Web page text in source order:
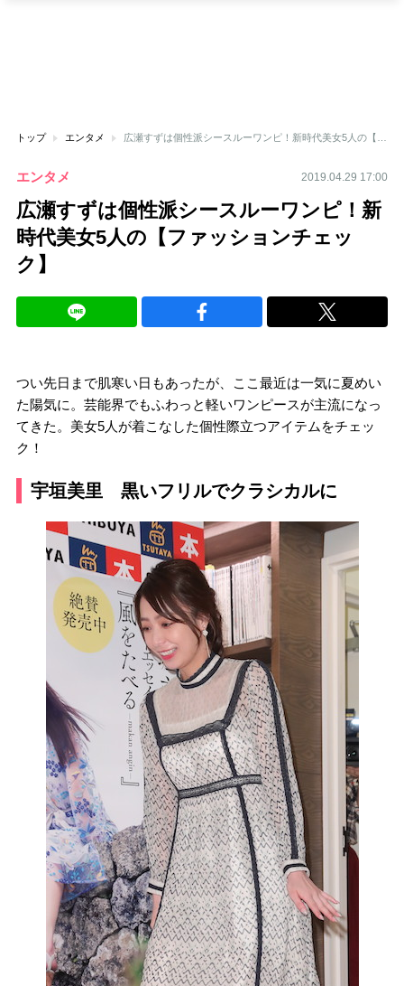
トップ エンタメ
エンタメ 2019.04.29 17:00
広瀬すずは個性派シースルーワンピ！新
時代美女5人の【ファッションチェッ
ク】
つい先日まで肌寒い日もあったが、ここ最近は一気に夏めい
た陽気に。芸能界でもふわっと軽いワンピースが主流になっ
てきた。美女5人が着こなした個性際立つアイテムをチェッ
ク！
宇垣美里 黒いフリルでクラシカルに